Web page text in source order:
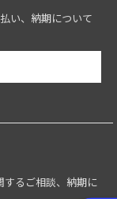
い、納期について
するご相談、納期に